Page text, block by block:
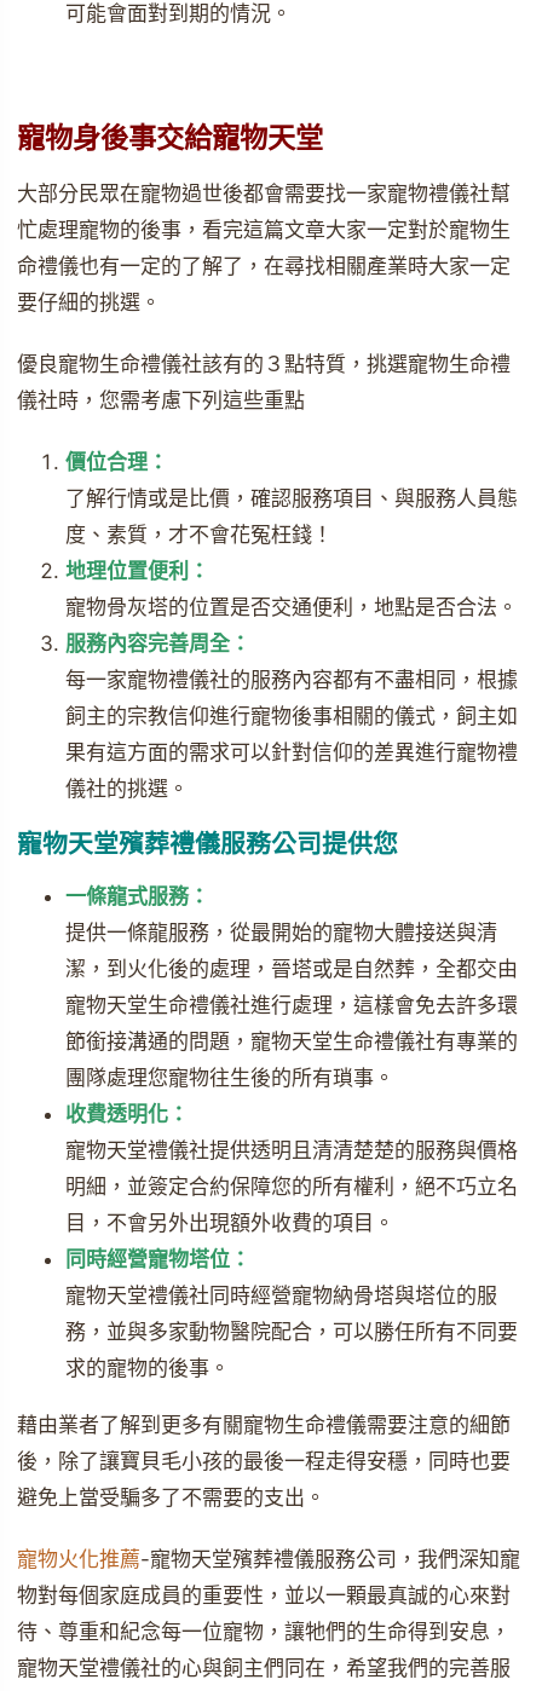
可能會面對到期的情況。
寵物身後事交給寵物天堂
大部分民眾在寵物過世後都會需要找一家寵物禮儀社幫
忙處理寵物的後事，看完這篇文章大家一定對於寵物生
命禮儀也有一定的了解了，在尋找相關產業時大家一定
要仔細的挑選。
優良寵物生命禮儀社該有的３點特質，挑選寵物生命禮
儀社時，您需考慮下列這些重點
價位合理：
了解行情或是比價，確認服務項目、與服務人員態
度、素質，才不會花冤枉錢！
地理位置便利：
寵物骨灰塔的位置是否交通便利，地點是否合法。
服務內容完善周全：
每一家寵物禮儀社的服務內容都有不盡相同，根據
飼主的宗教信仰進行寵物後事相關的儀式，飼主如
果有這方面的需求可以針對信仰的差異進行寵物禮
儀社的挑選。
寵物天堂殯葬禮儀服務公司提供您
一條龍式服務：
提供一條龍服務，從最開始的寵物大體接送與清
潔，到火化後的處理，晉塔或是自然葬，全都交由
寵物天堂生命禮儀社進行處理，這樣會免去許多環
節銜接溝通的問題，寵物天堂生命禮儀社有專業的
團隊處理您寵物往生後的所有瑣事。
收費透明化：
寵物天堂禮儀社提供透明且清清楚楚的服務與價格
明細，並簽定合約保障您的所有權利，絕不巧立名
目，不會另外出現額外收費的項目。
同時經營寵物塔位：
寵物天堂禮儀社同時經營寵物納骨塔與塔位的服
務，並與多家動物醫院配合，可以勝任所有不同要
求的寵物的後事。
藉由業者了解到更多有關寵物生命禮儀需要注意的細節
後，除了讓寶貝毛小孩的最後一程走得安穩，同時也要
避免上當受騙多了不需要的支出。
寵物火化推薦-寵物天堂殯葬禮儀服務公司，我們深知寵
物對每個家庭成員的重要性，並以一顆最真誠的心來對
待、尊重和紀念每一位寵物，讓牠們的生命得到安息，
寵物天堂禮儀社的心與飼主們同在，希望我們的完善服